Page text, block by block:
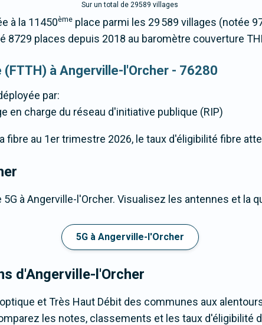
Sur un total de 29589 villages
à la 11450ème place parmi les 29 589 villages (notée
8729 places depuis 2018 au baromètre couverture
à Angerville-l'Orcher - 76280
par:
en charge du réseau d'initiative publique (RIP)
fibre au 1er trimestre 2026, le taux d'éligibilité fibre
à Angerville-l'Orcher. Visualisez les antennes et la
5G à Angerville-l'Orcher
d'Angerville-l'Orcher
et Très Haut Débit des communes aux
les notes, classements et les taux d'éligibilité